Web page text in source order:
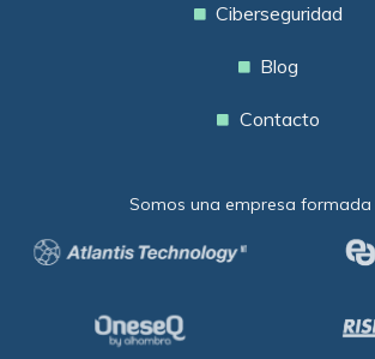
Ciberseguridad
Blog
Contacto
Somos una empresa formada